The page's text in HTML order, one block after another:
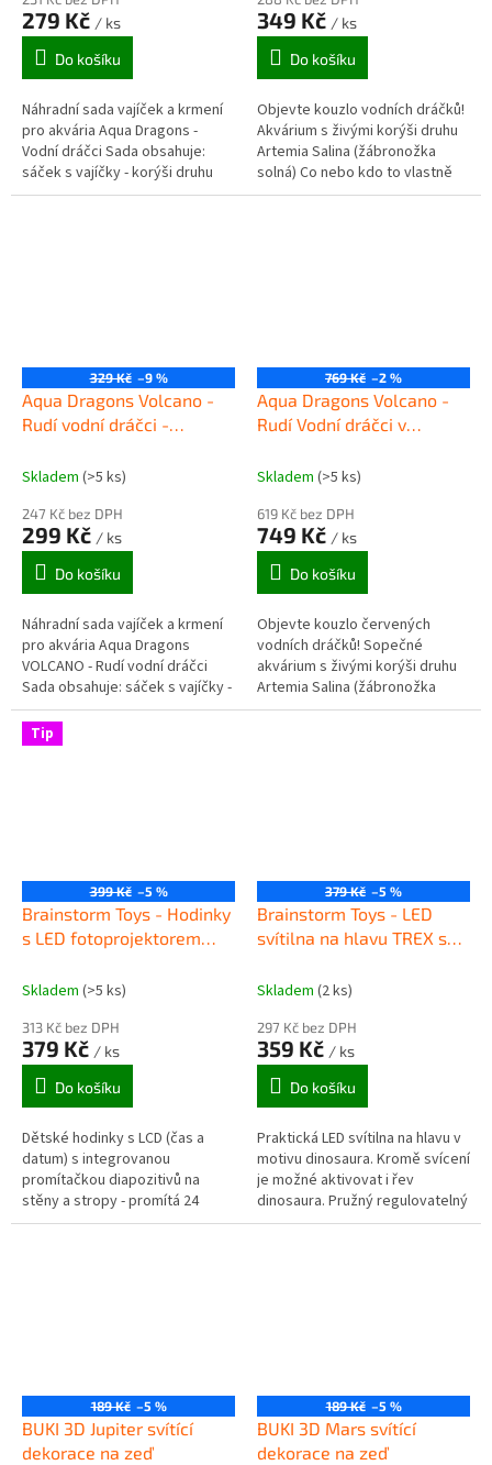
produktu
je
4,5
hvězdiček.
279 Kč / ks
Do košíku
Náhradní sada vajíček a krmení
pro akvária Aqua Dragons -
Vodní dráčci Sada obsahuje:
sáček s vajíčky - korýši druhu
Artemia Salina (žábronožka
produktu
je
5,0
hvězdiček.
349 Kč / ks
Do košíku
Objevte kouzlo vodních dráčků!
Akvárium s živými korýši druhu
Artemia Salina (žábronožka
solná) Co nebo kdo to vlastně
jsou vodní dráčci? Jsou to
329 Kč –9 %
Aqua Dragons Volcano -
Rudí vodní dráčci -
krmení
Skladem (>5 ks)
247 Kč bez DPH
299 Kč / ks
Do košíku
Náhradní sada vajíček a krmení
pro akvária Aqua Dragons
VOLCANO - Rudí vodní dráčci
Sada obsahuje: sáček s vajíčky -
korýši druhu Artemia Salina
(žábronožka solná) sáček s...
769 Kč –2 %
Aqua Dragons Volcano -
Rudí Vodní dráčci v
osvětlením
Skladem (>5 ks)
619 Kč bez DPH
749 Kč / ks
Do košíku
Objevte kouzlo červených
vodních dráčků! Sopečné
akvárium s živými korýši druhu
Artemia Salina (žábronožka
solná) s unikátním krmivem,
Tip
399 Kč –5 %
Brainstorm Toys - Hodinky
s LED fotoprojektorem
Skladem (>5 ks)
313 Kč bez DPH
379 Kč / ks
Do košíku
Dětské hodinky s LCD (čas a
datum) s integrovanou
promítačkou diapozitivů na
stěny a stropy - promítá 24
barevných obrázků dinosaurů.
379 Kč –5 %
Brainstorm Toys - LED
svítilna na hlavu TREX se
Skladem (2 ks)
297 Kč bez DPH
359 Kč / ks
Do košíku
Praktická LED svítilna na hlavu v
motivu dinosaura. Kromě svícení
je možné aktivovat i řev
dinosaura. Pružný regulovatelný
pásek na hlavu a držák s
189 Kč –5 %
BUKI 3D Jupiter svítící
dekorace na zeď
189 Kč –5 %
BUKI 3D Mars svítící
dekorace na zeď